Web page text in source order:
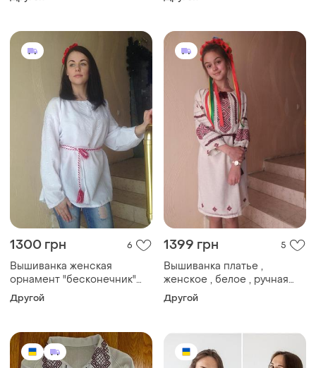
красная
1300 грн 6
Вышиванка женская
орнамент "бесконечник"
цвет: белый. цвет вышивки:
белый, синий,красный
Другой
1399 грн 5
Вышиванка платье ,
женское , белое , ручная
вышивка на домотканной
ткани, орнамент "
Другой